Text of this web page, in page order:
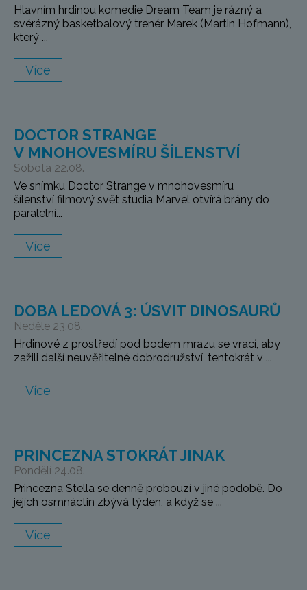
Hlavním hrdinou komedie Dream Team je rázný a
svérázný basketbalový trenér Marek (Martin Hofmann),
který ...
Více
DOCTOR STRANGE
V MNOHOVESMÍRU ŠÍLENSTVÍ
Sobota 22.08.
Ve snímku Doctor Strange v mnohovesmíru
šílenství filmový svět studia Marvel otvírá brány do
paralelní...
Více
DOBA LEDOVÁ 3: ÚSVIT DINOSAURŮ
Neděle 23.08.
Hrdinové z prostředí pod bodem mrazu se vrací, aby
zažili další neuvěřitelné dobrodružství, tentokrát v ...
Více
PRINCEZNA STOKRÁT JINAK
Pondělí 24.08.
Princezna Stella se denně probouzí v jiné podobě. Do
jejích osmnáctin zbývá týden, a když se ...
Více